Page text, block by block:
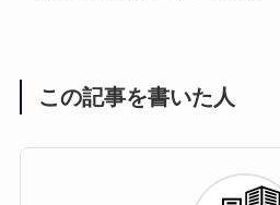
この記事を書いた人